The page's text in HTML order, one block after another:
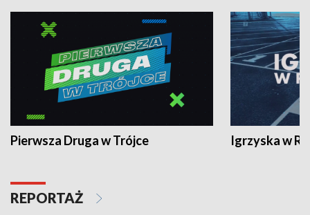
Pierwsza Druga w Trójce Igrzyska w
REPORTAŻ